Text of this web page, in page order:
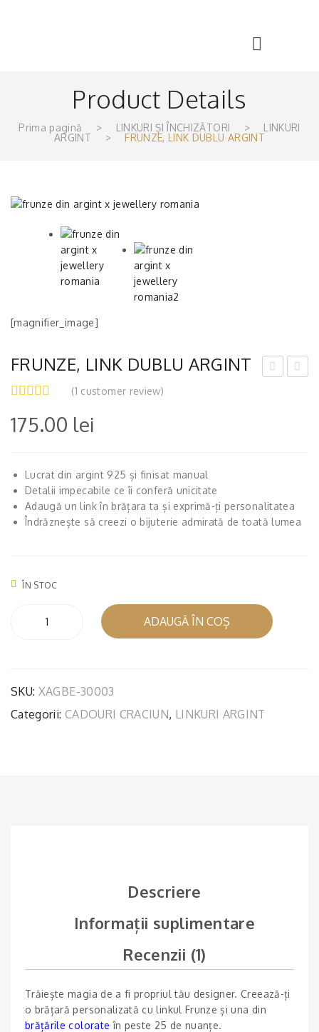
Product Details
Prima pagină > LINKURI ȘI ÎNCHIZĂTORI >
LINKURI
ARGINT
> FRUNZE, LINK DUBLU ARGINT
[magnifier_image]
BLU
AR
AR
GIN
FRUNZE, LINK DUBLU ARGINT
(1 customer review)
175.00 lei
Lucrat din argint 925 și finisat manual
Detalii impecabile ce îi conferă unicitate
Adaugă un link în brățara ta și exprimă-ți personalitatea
Îndrăznește să creezi o bijuterie admirată de toată lumea
ÎN STOC
FRUNZE,
ADAUGĂ ÎN COȘ
SKU: XAGBE-30003
Categorii: CADOURI CRACIUN, LINKURI ARGINT
Descriere
Informații suplimentare
Recenzii (1)
Trăiește magia de a fi propriul tău designer. Creează-ți
o brățară personalizată cu linkul Frunze și una din
brățările colorate în peste 25 de nuanțe.